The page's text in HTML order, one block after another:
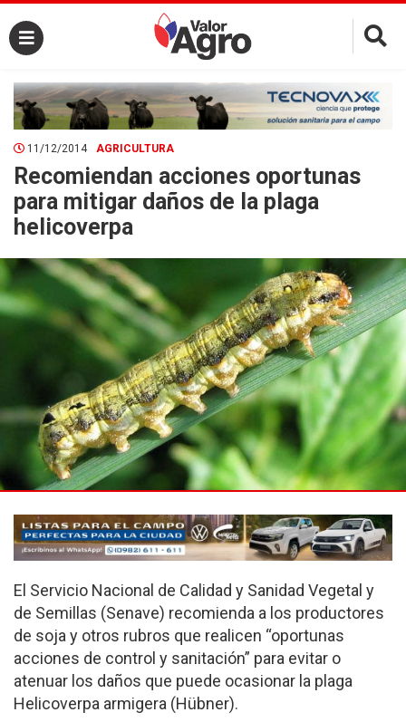
×
11/12/2014 AGRICULTURA
Recomiendan acciones oportunas
para mitigar daños de la plaga
helicoverpa
El Servicio Nacional de Calidad y Sanidad Vegetal y
de Semillas (Senave) recomienda a los productores
de soja y otros rubros que realicen “oportunas
acciones de control y sanitación” para evitar o
atenuar los daños que puede ocasionar la plaga
Helicoverpa armigera (Hübner).